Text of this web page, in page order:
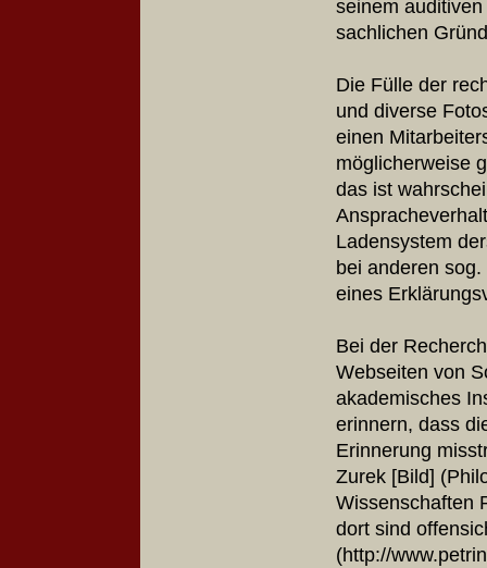
seinem
sachlichen
Die Fülle der
und diverse
einen
möglicherweise
das ist
Ladensystem
bei anderen
eines
Bei der
Webseiten von
akademisches
erinnern, dass
Erinnerung
Zurek [Bild]
Wissenschaften
dort sind
(http://